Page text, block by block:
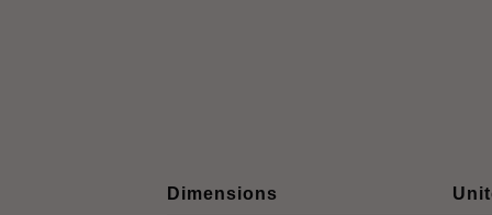
Dimensions